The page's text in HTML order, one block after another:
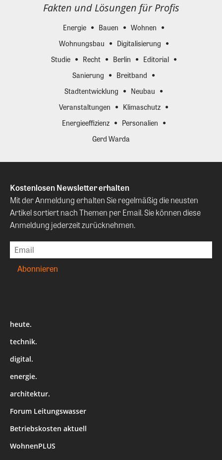
Fakten und Lösungen für Profis
Energie Bauen
Wohnen
Wohnungsbau
Digitalisierung
Studie
Recht Berlin
Editorial
Sanierung
Breitband
Stadtentwicklung
Neubau
Veranstaltungen
Klimaschutz
Energieeffizienz
Personalien
Gerd Warda
Kostenlosen Newsletter erhalten
Mit der Anmeldung erhalten Sie regelmäßig die neusten
Artikel sortiert nach Themen per Email. Sie können diese
Anmeldung jederzeit zurücknehmen.
heute.
technik.
digital.
energie.
architektur.
Forum Leitungswasser
Betriebskosten aktuell
WohnenPLUS